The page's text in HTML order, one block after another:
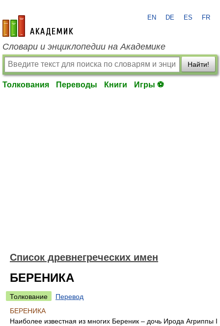
academic.ru
EN DE ES FR
Словари и энциклопедии на Академике
Найти!
Толкования Переводы Книги Игры ⚽
Список древнегреческих имен
БЕРЕНИКА
Толкование
Перевод
БЕРЕНИКА
Наиболее известная из многих Береник – дочь Ирода Агриппы I